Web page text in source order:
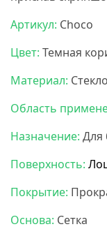
Артикул: Choco
Цвет: Темная
Материал:
Область
Назначение: Для
Поверхность:
Покрытие:
Основа: Сетка